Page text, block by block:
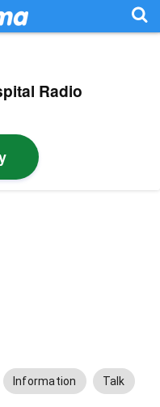
Radio
Information Talk